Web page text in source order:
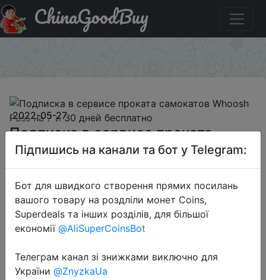
Купити на розпродажі Подписка в сервисе проката
самокатов Whoosh Pass на 7 и 30 дней бесплатно
ChinaGoodBuy
2022-05-27
Подписка в сервисе проката
самокатов Whoosh Pass на 7 и 30
дней бесплатно
Free
Халява
Підпишись на канали та бот у Telegram:
Бот для швидкого створення прямих посилань
вашого товару на роздліли монет Coins,
Superdeals та інших розділів, для більшої
економії @AliSuperCoinsBot
Телеграм канал зі знижками виключно для
України @ZnyzkaUa